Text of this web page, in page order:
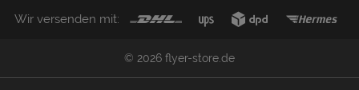
Wir versenden mit:
© 2026 flyer-store.de